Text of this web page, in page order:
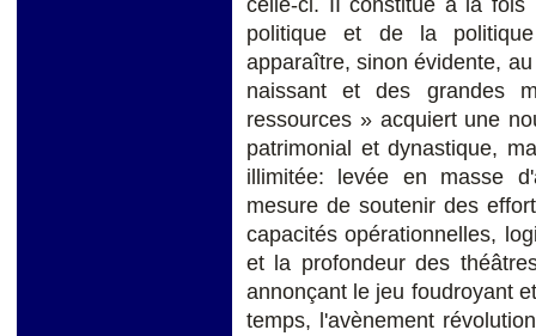
celle-ci. II constitue à la
politique et de la
apparaître, sinon évidente,
naissant et des grandes
ressources » acquiert une
patrimonial et dynastique,
illimitée: levée en masse
mesure de soutenir des
capacités opérationnelles,
et la profondeur des
annonçant le jeu foudroyant
temps, l'avènement